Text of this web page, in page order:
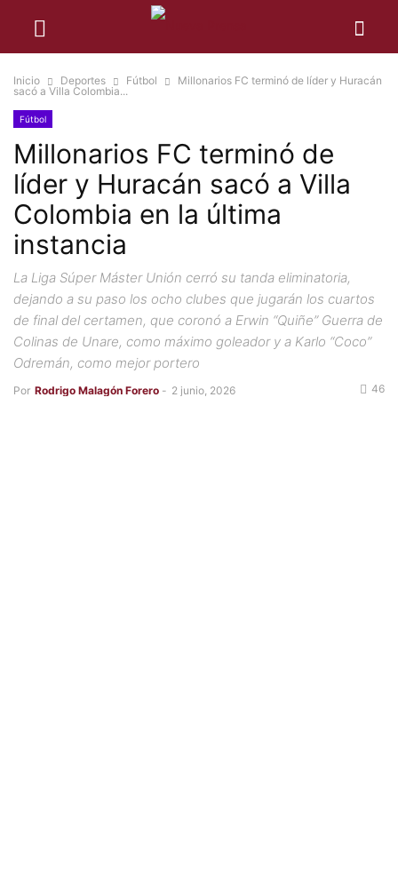
Inicio Deportes Fútbol
Millonarios FC terminó de líder y Huracán
sacó a Villa Colombia...
Fútbol
Millonarios FC terminó de
líder y Huracán sacó a Villa
Colombia en la última
instancia
La Liga Súper Máster Unión cerró su tanda eliminatoria,
dejando a su paso los ocho clubes que jugarán los cuartos
de final del certamen, que coronó a Erwin “Quiñe” Guerra de
Colinas de Unare, como máximo goleador y a Karlo “Coco”
Odremán, como mejor portero
Por Rodrigo Malagón Forero - 2 junio, 2026 46